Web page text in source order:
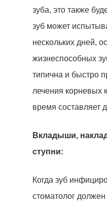
зуба, это также
зуб может
нескольких дней,
жизнеспособных
типична и быстро
лечения корневых
время составляет
Вкладыши,
ступни:
Когда зуб
стоматолог